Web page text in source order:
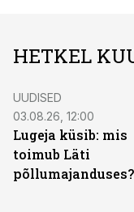
HETKEL
UUDISED
03.08.26, 12:00
Lugeja küsib: mis
toimub Läti
põllumajanduses?